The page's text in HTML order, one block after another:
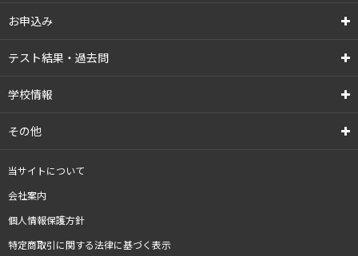
お申込み
テスト結果・過去問
学校情報
その他
当サイトについて
会社案内
個人情報保護方針
特定商取引に関する法律に基づく表示